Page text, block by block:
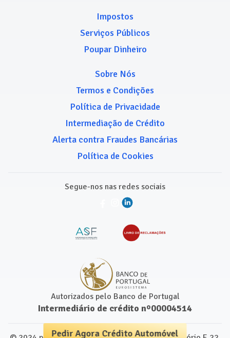
Pedir Agora Crédito Automóvel
Impostos
Serviços Públicos
Poupar Dinheiro
Sobre Nós
Termos e Condições
Política de Privacidade
Intermediação de Crédito
Alerta contra Fraudes Bancárias
Política de Cookies
Autorizados pelo Banco de Portugal
Intermediário de crédito nº00004514
Segue-nos nas redes sociais